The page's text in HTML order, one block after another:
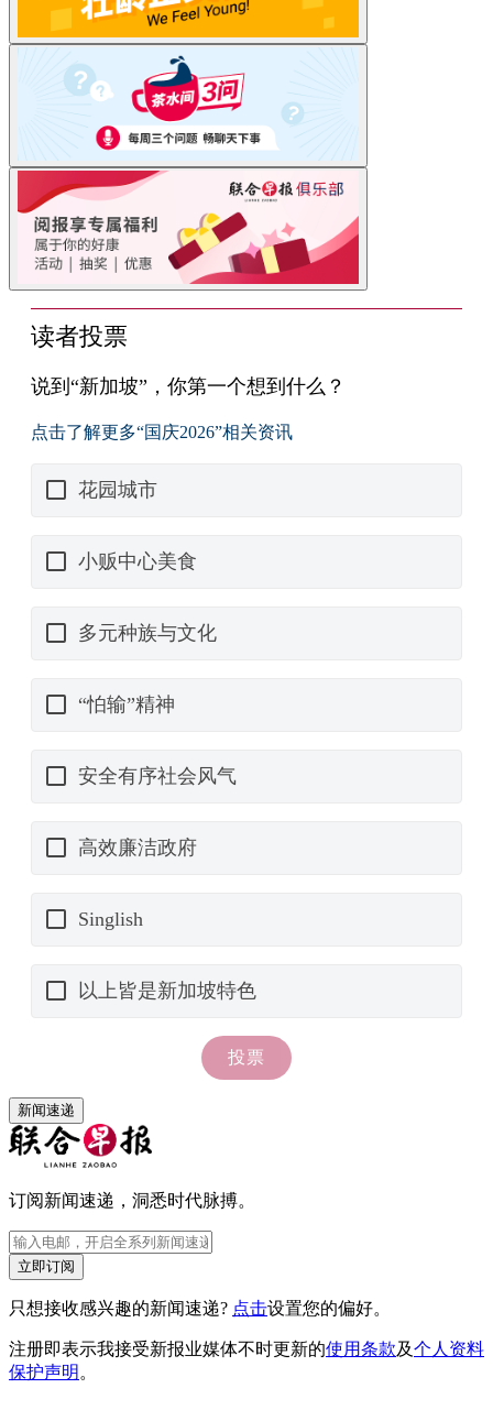
新闻速递
订阅新闻速递，洞悉时代脉搏。
立即订阅
只想接收感兴趣的新闻速递? 点击设置您的偏好。
注册即表示我接受新报业媒体不时更新的使用条款及个人资料
保护声明 。